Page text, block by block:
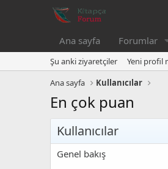
Ana sayfa Forumlar
Şu anki ziyaretçiler Yeni profil
Ana sayfa
Kullanıcılar
En çok puan
Kullanıcılar
Genel bakış